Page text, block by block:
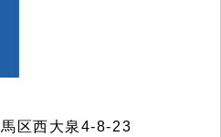
区西大泉4-8-23